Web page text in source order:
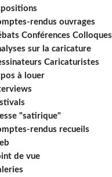
rendus ouvrages
Conférences Colloques
sur la caricature
Caricaturistes
à louer
"satirique"
rendus recueils
de vue